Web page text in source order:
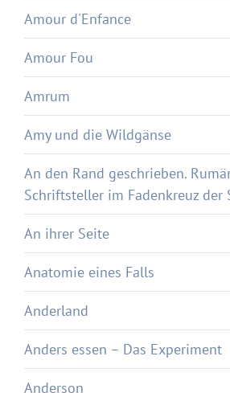
Amour d'Enfance
Amour Fou
Amrum
Amy und die Wildgänse
An den Rand geschrieben.
Schriftsteller im Fadenkreuz der
An ihrer Seite
Anatomie eines Falls
Anderland
Anders essen – Das Experiment
Anderson